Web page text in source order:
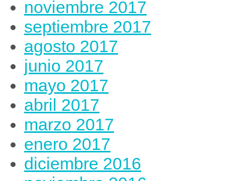
noviembre 2017
septiembre 2017
agosto 2017
junio 2017
mayo 2017
abril 2017
marzo 2017
enero 2017
diciembre 2016